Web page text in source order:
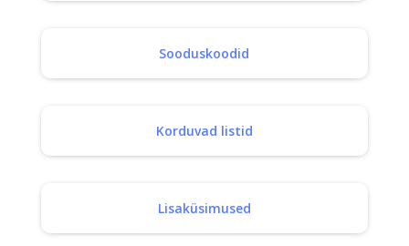
Sooduskoodid
Korduvad listid
Lisaküsimused